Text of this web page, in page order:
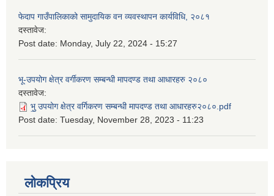
फेदाप गाउँपालिकाको सामुदायिक वन व्यवस्थापन कार्यविधि, २०८१
दस्तावेज:
Post date: Monday, July 22, 2024 - 15:27
भू-उपयोग क्षेत्र वर्गीकरण सम्बन्धी मापदण्ड तथा आधारहरु २०८०
दस्तावेज:
भु॒ उपयोग क्षेत्र वर्गिकरण सम्बन्धी मापदण्ड तथा आधारहरु२०८०.pdf
Post date: Tuesday, November 28, 2023 - 11:23
लोकप्रिय